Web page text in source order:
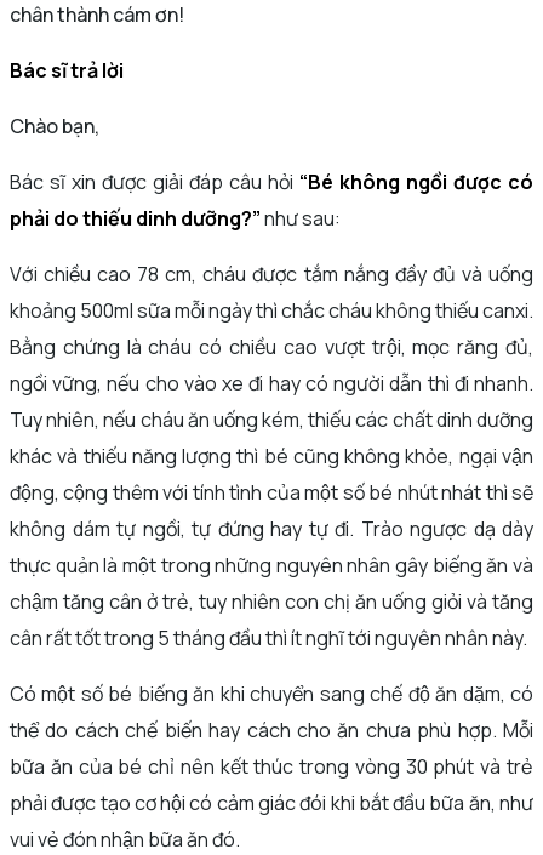
chân thành cám ơn!
Bác sĩ trả lời
Chào bạn,
Bác sĩ xin được giải đáp câu hỏi “Bé không ngồi được có
phải do thiếu dinh dưỡng?”như sau:
Với chiều cao 78 cm, cháu được tắm nắng đầy đủ và uống
khoảng 500ml sữa mỗi ngày thì chắc cháu không thiếu canxi.
Bằng chứng là cháu có chiều cao vượt trội, mọc răng đủ,
ngồi vững, nếu cho vào xe đi hay có người dẫn thì đi nhanh.
Tuy nhiên, nếu cháu ăn uống kém, thiếu các chất dinh dưỡng
khác và thiếu năng lượng thì bé cũng không khỏe, ngại vận
động, cộng thêm với tính tình của một số bé nhút nhát thì sẽ
không dám tự ngồi, tự đứng hay tự đi. Trào ngược dạ dày
thực quản là một trong những nguyên nhân gây biếng ăn và
chậm tăng cân ở trẻ, tuy nhiên con chị ăn uống giỏi và tăng
cân rất tốt trong 5 tháng đầu thì ít nghĩ tới nguyên nhân này.
Có một số bé biếng ăn khi chuyển sang chế độ ăn dặm, có
thể do cách chế biến hay cách cho ăn chưa phù hợp. Mỗi
bữa ăn của bé chỉ nên kết thúc trong vòng 30 phút và trẻ
phải được tạo cơ hội có cảm giác đói khi bắt đầu bữa ăn, như
vui vẻ đón nhận bữa ăn đó.